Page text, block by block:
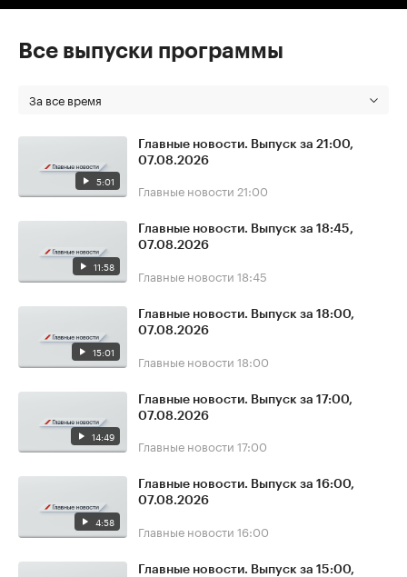
Все выпуски программы
За все время
5:01
Главные новости. Выпуск за 21:00,
07.08.2026
Главные новости 21:00
11:58
Главные новости. Выпуск за 18:45,
07.08.2026
Главные новости 18:45
15:01
Главные новости. Выпуск за 18:00,
07.08.2026
Главные новости 18:00
14:49
Главные новости. Выпуск за 17:00,
07.08.2026
Главные новости 17:00
4:58
Главные новости. Выпуск за 16:00,
07.08.2026
Главные новости 16:00
Главные новости. Выпуск за 15:00,